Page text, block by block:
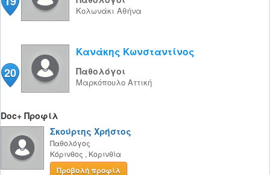
Κολωνάκι Αθήνα
20
Κανάκης Κωνσταντίνος
Παθολόγοι
Μαρκόπουλο Αττική
Doc+ Προφίλ
Σκούρτης Χρήστος
Παθολόγος
Κόρινθος , Κορινθία
Προβολή προφίλ